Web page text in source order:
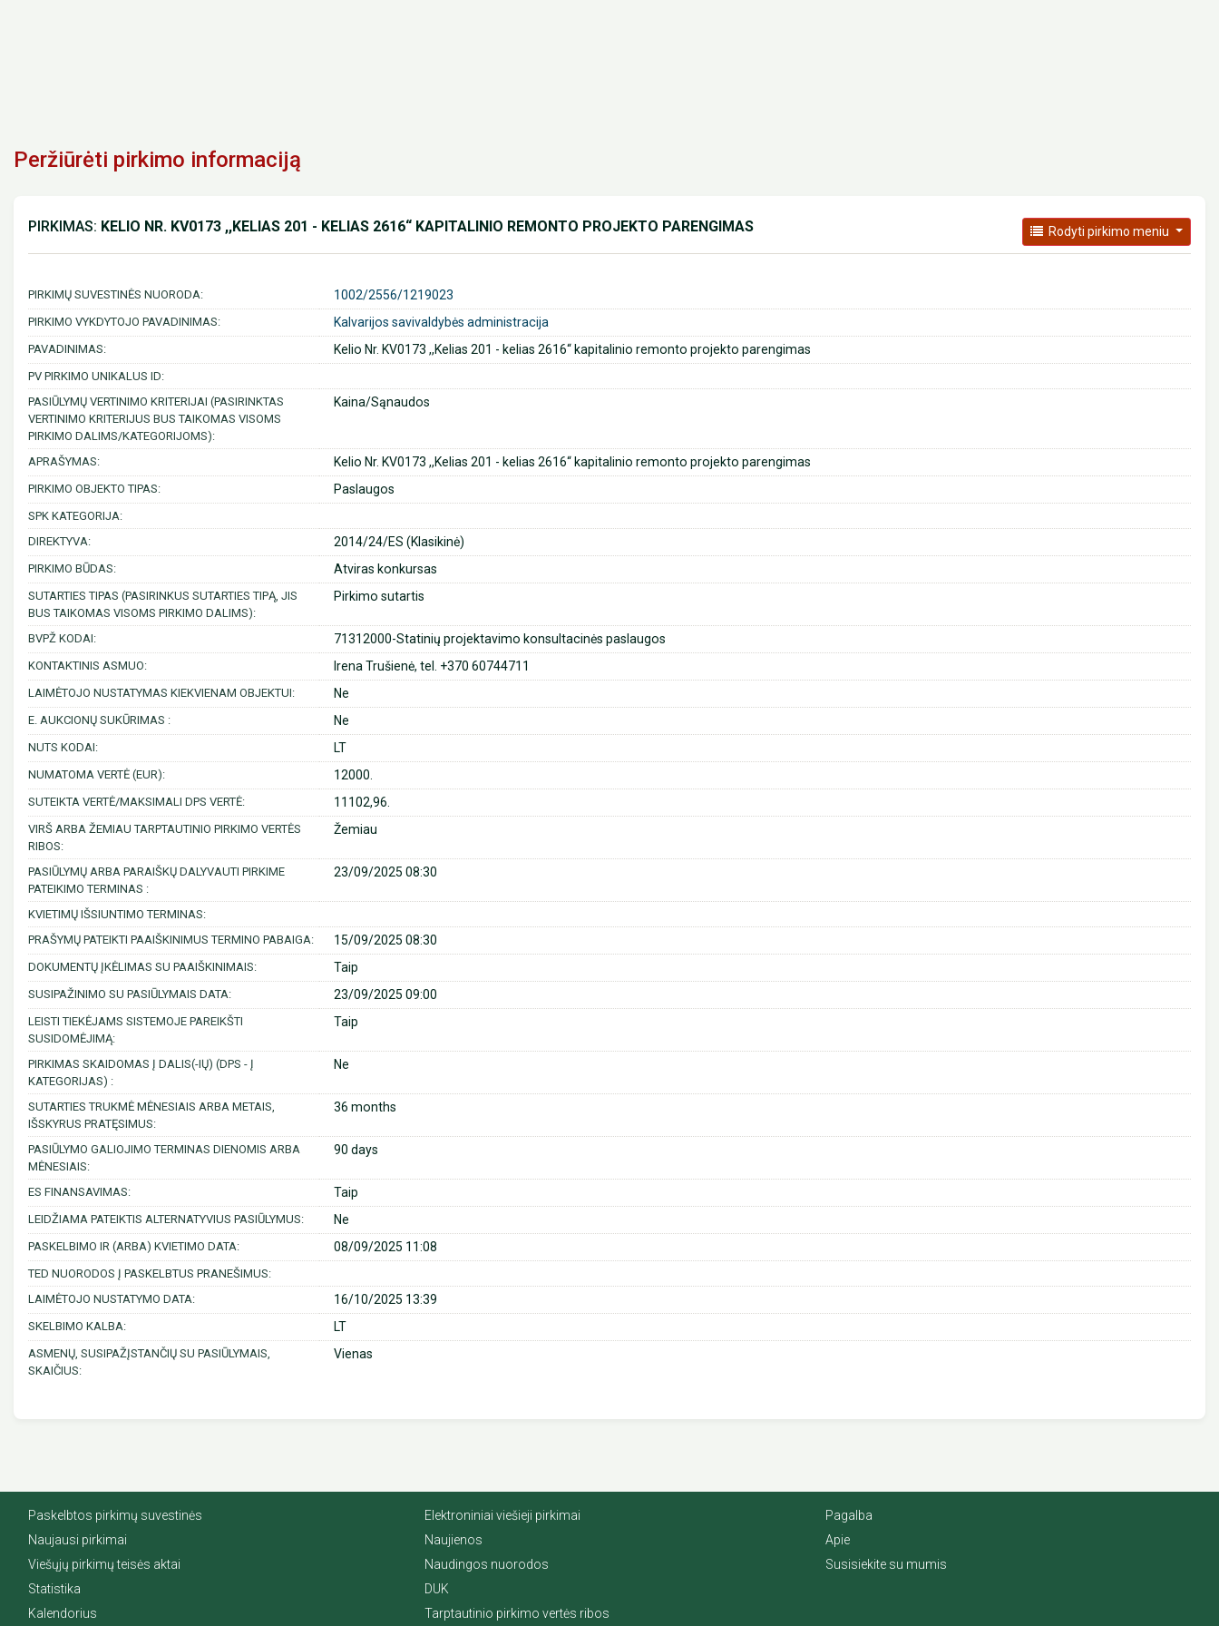
Peržiūrėti pirkimo informaciją
PIRKIMAS: KELIO NR. KV0173 ,,KELIAS 201 - KELIAS 2616“ KAPITALINIO REMONTO PROJEKTO PARENGIMAS Rodyti pirkimo meniu
PIRKIMŲ SUVESTINĖS NUORODA: 1002/2556/1219023
PIRKIMO VYKDYTOJO PAVADINIMAS: Kalvarijos savivaldybės administracija
PAVADINIMAS: Kelio Nr. KV0173 ,,Kelias 201 - kelias 2616“ kapitalinio remonto projekto parengimas
PV PIRKIMO UNIKALUS ID:
PASIŪLYMŲ VERTINIMO KRITERIJAI (PASIRINKTAS
VERTINIMO KRITERIJUS BUS TAIKOMAS VISOMS
PIRKIMO DALIMS/KATEGORIJOMS):
Kaina/Sąnaudos
APRAŠYMAS: Kelio Nr. KV0173 ,,Kelias 201 - kelias 2616“ kapitalinio remonto projekto parengimas
PIRKIMO OBJEKTO TIPAS: Paslaugos
SPK KATEGORIJA:
DIREKTYVA:
2014/24/ES (Klasikinė)
PIRKIMO BŪDAS: Atviras konkursas
SUTARTIES TIPAS (PASIRINKUS SUTARTIES TIPĄ, JIS
BUS TAIKOMAS VISOMS PIRKIMO DALIMS):
Pirkimo sutartis
BVPŽ KODAI: 71312000-Statinių projektavimo konsultacinės paslaugos
KONTAKTINIS ASMUO: Irena Trušienė, tel. +370 60744711
LAIMĖTOJO NUSTATYMAS KIEKVIENAM OBJEKTUI: Ne
E. AUKCIONŲ SUKŪRIMAS : Ne
NUTS KODAI: LT
NUMATOMA VERTĖ (EUR): 12000.
SUTEIKTA VERTĖ/MAKSIMALI DPS VERTĖ: 11102,96.
VIRŠ ARBA ŽEMIAU TARPTAUTINIO PIRKIMO VERTĖS
RIBOS:
Žemiau
PASIŪLYMŲ ARBA PARAIŠKŲ DALYVAUTI PIRKIME
PATEIKIMO TERMINAS :
23/09/2025 08:30
KVIETIMŲ IŠSIUNTIMO TERMINAS:
PRAŠYMŲ PATEIKTI PAAIŠKINIMUS TERMINO PABAIGA:
15/09/2025 08:30
DOKUMENTŲ ĮKĖLIMAS SU PAAIŠKINIMAIS: Taip
SUSIPAŽINIMO SU PASIŪLYMAIS DATA: 23/09/2025 09:00
LEISTI TIEKĖJAMS SISTEMOJE PAREIKŠTI
SUSIDOMĖJIMĄ:
Taip
PIRKIMAS SKAIDOMAS Į DALIS(-IŲ) (DPS - Į
KATEGORIJAS) :
Ne
SUTARTIES TRUKMĖ MĖNESIAIS ARBA METAIS,
IŠSKYRUS PRATĘSIMUS:
36 months
PASIŪLYMO GALIOJIMO TERMINAS DIENOMIS ARBA
MĖNESIAIS:
90 days
ES FINANSAVIMAS: Taip
LEIDŽIAMA PATEIKTIS ALTERNATYVIUS PASIŪLYMUS: Ne
PASKELBIMO IR (ARBA) KVIETIMO DATA: 08/09/2025 11:08
TED NUORODOS Į PASKELBTUS PRANEŠIMUS:
LAIMĖTOJO NUSTATYMO DATA:
16/10/2025 13:39
SKELBIMO KALBA: LT
ASMENŲ, SUSIPAŽĮSTANČIŲ SU PASIŪLYMAIS,
SKAIČIUS:
Vienas
Paskelbtos pirkimų suvestinės
Naujausi pirkimai
Viešųjų pirkimų teisės aktai
Statistika
Kalendorius
Elektroniniai viešieji pirkimai
Naujienos
Naudingos nuorodos
DUK
Tarptautinio pirkimo vertės ribos
Pagalba
Apie
Susisiekite su mumis